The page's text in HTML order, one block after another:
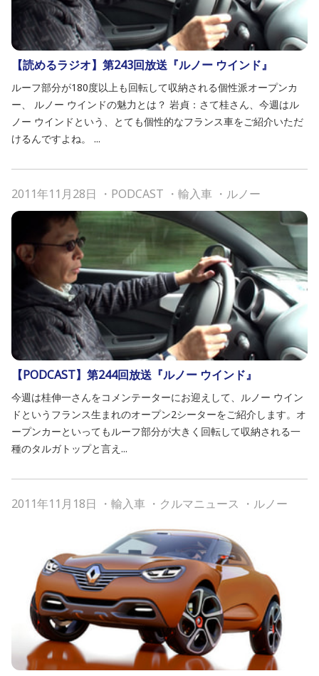
【読めるラジオ】第243回放送『ルノー ウインド』
ルーフ部分が180度以上も回転して収納される個性派オープンカ
ー、 ルノー ウインドの魅力とは？ 岩貞：さて桂さん、今週はル
ノー ウインドという、とても個性的なフランス車をご紹介いただ
けるんですよね。 ...
2011年11月28日 ・ PODCAST ・ 輸入車 ・ ルノー
【PODCAST】第244回放送『ルノー ウインド』
今週は桂伸一さんをコメンテーターにお迎えして、ルノー ウイン
ドというフランス生まれのオープン2シーターをご紹介します。オ
ープンカーといってもルーフ部分が大きく回転して収納される一
種のタルガトップと言え...
2011年11月18日 ・ 輸入車 ・ クルマニュース ・ ルノー